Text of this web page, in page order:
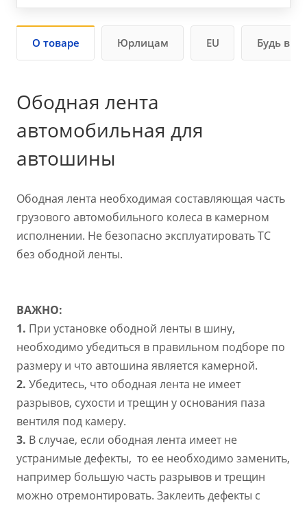
О товаре Юрлицам EU Будь в
Ободная лента
автомобильная для
автошины
Ободная лента необходимая составляющая часть
грузового автомобильного колеса в камерном
исполнении. Не безопасно эксплуатировать ТС
без ободной ленты.
ВАЖНО:
1. При установке ободной ленты в шину,
необходимо убедиться в правильном подборе по
размеру и что автошина является камерной.
2. Убедитесь, что ободная лента не имеет
разрывов, сухости и трещин у основания паза
вентиля под камеру.
3. В случае, если ободная лента имеет не
устранимые дефекты, то ее необходимо заменить,
например большую часть разрывов и трещин
можно отремонтировать. Заклеить дефекты с